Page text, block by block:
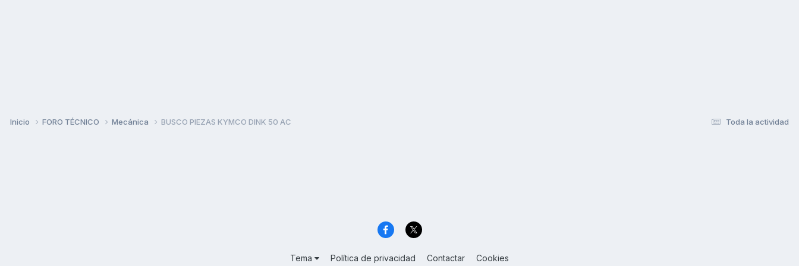
Toda la actividad
Inicio FORO TÉCNICO Mecánica BUSCO PIEZAS KYMCO DINK 50 AC
Tema Política de privacidad Contactar Cookies